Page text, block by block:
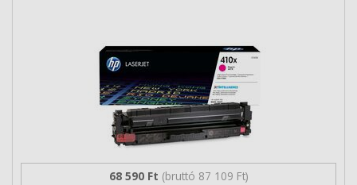
68 590 Ft (bruttó 87 109 Ft)